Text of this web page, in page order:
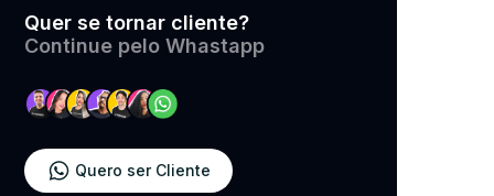
Quer se tornar cliente?
​Continue pelo Whastapp
Quero ser Cliente